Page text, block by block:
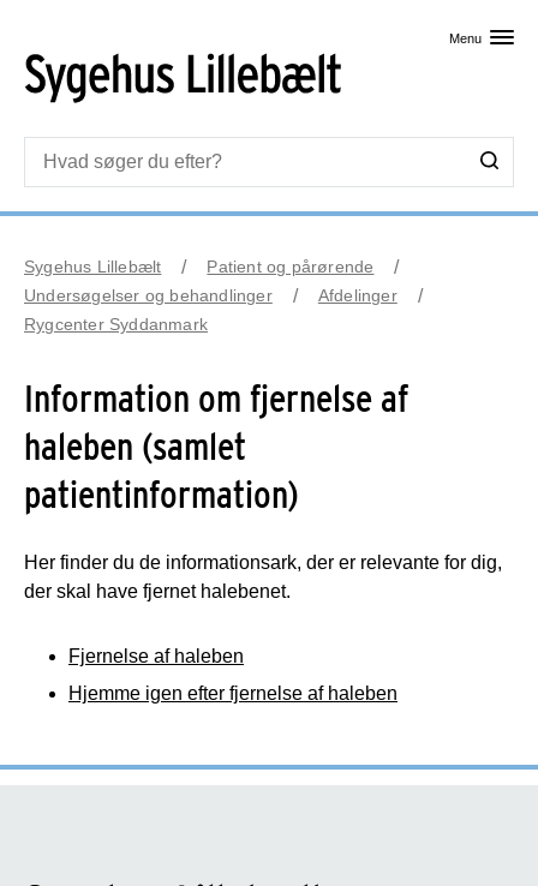
Menu
Sygehus Lillebælt
Patient og pårørende
Undersøgelser og behandlinger
Afdelinger
Rygcenter Syddanmark
Information om fjernelse af
haleben (samlet
patientinformation)
Her finder du de informationsark, der er relevante for dig,
der skal have fjernet halebenet.
Fjernelse af haleben
Hjemme igen efter fjernelse af haleben